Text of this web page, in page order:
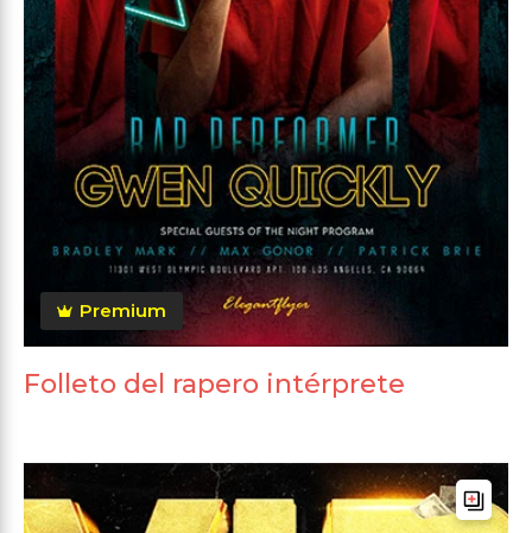
Premium
Folleto del rapero intérprete